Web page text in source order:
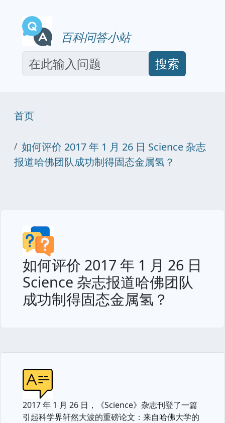
百科问答小站
搜索
首页
如何评价 2017 年 1 月 26 日 Science 杂志
报道哈佛团队成功制得固态金属氢？
如何评价 2017 年 1 月 26 日
Science 杂志报道哈佛团队
成功制得固态金属氢？
2017 年 1 月 26 日，《Science》杂志刊登了一篇
引起科学界轩然大波的重磅论文：来自哈佛大学的